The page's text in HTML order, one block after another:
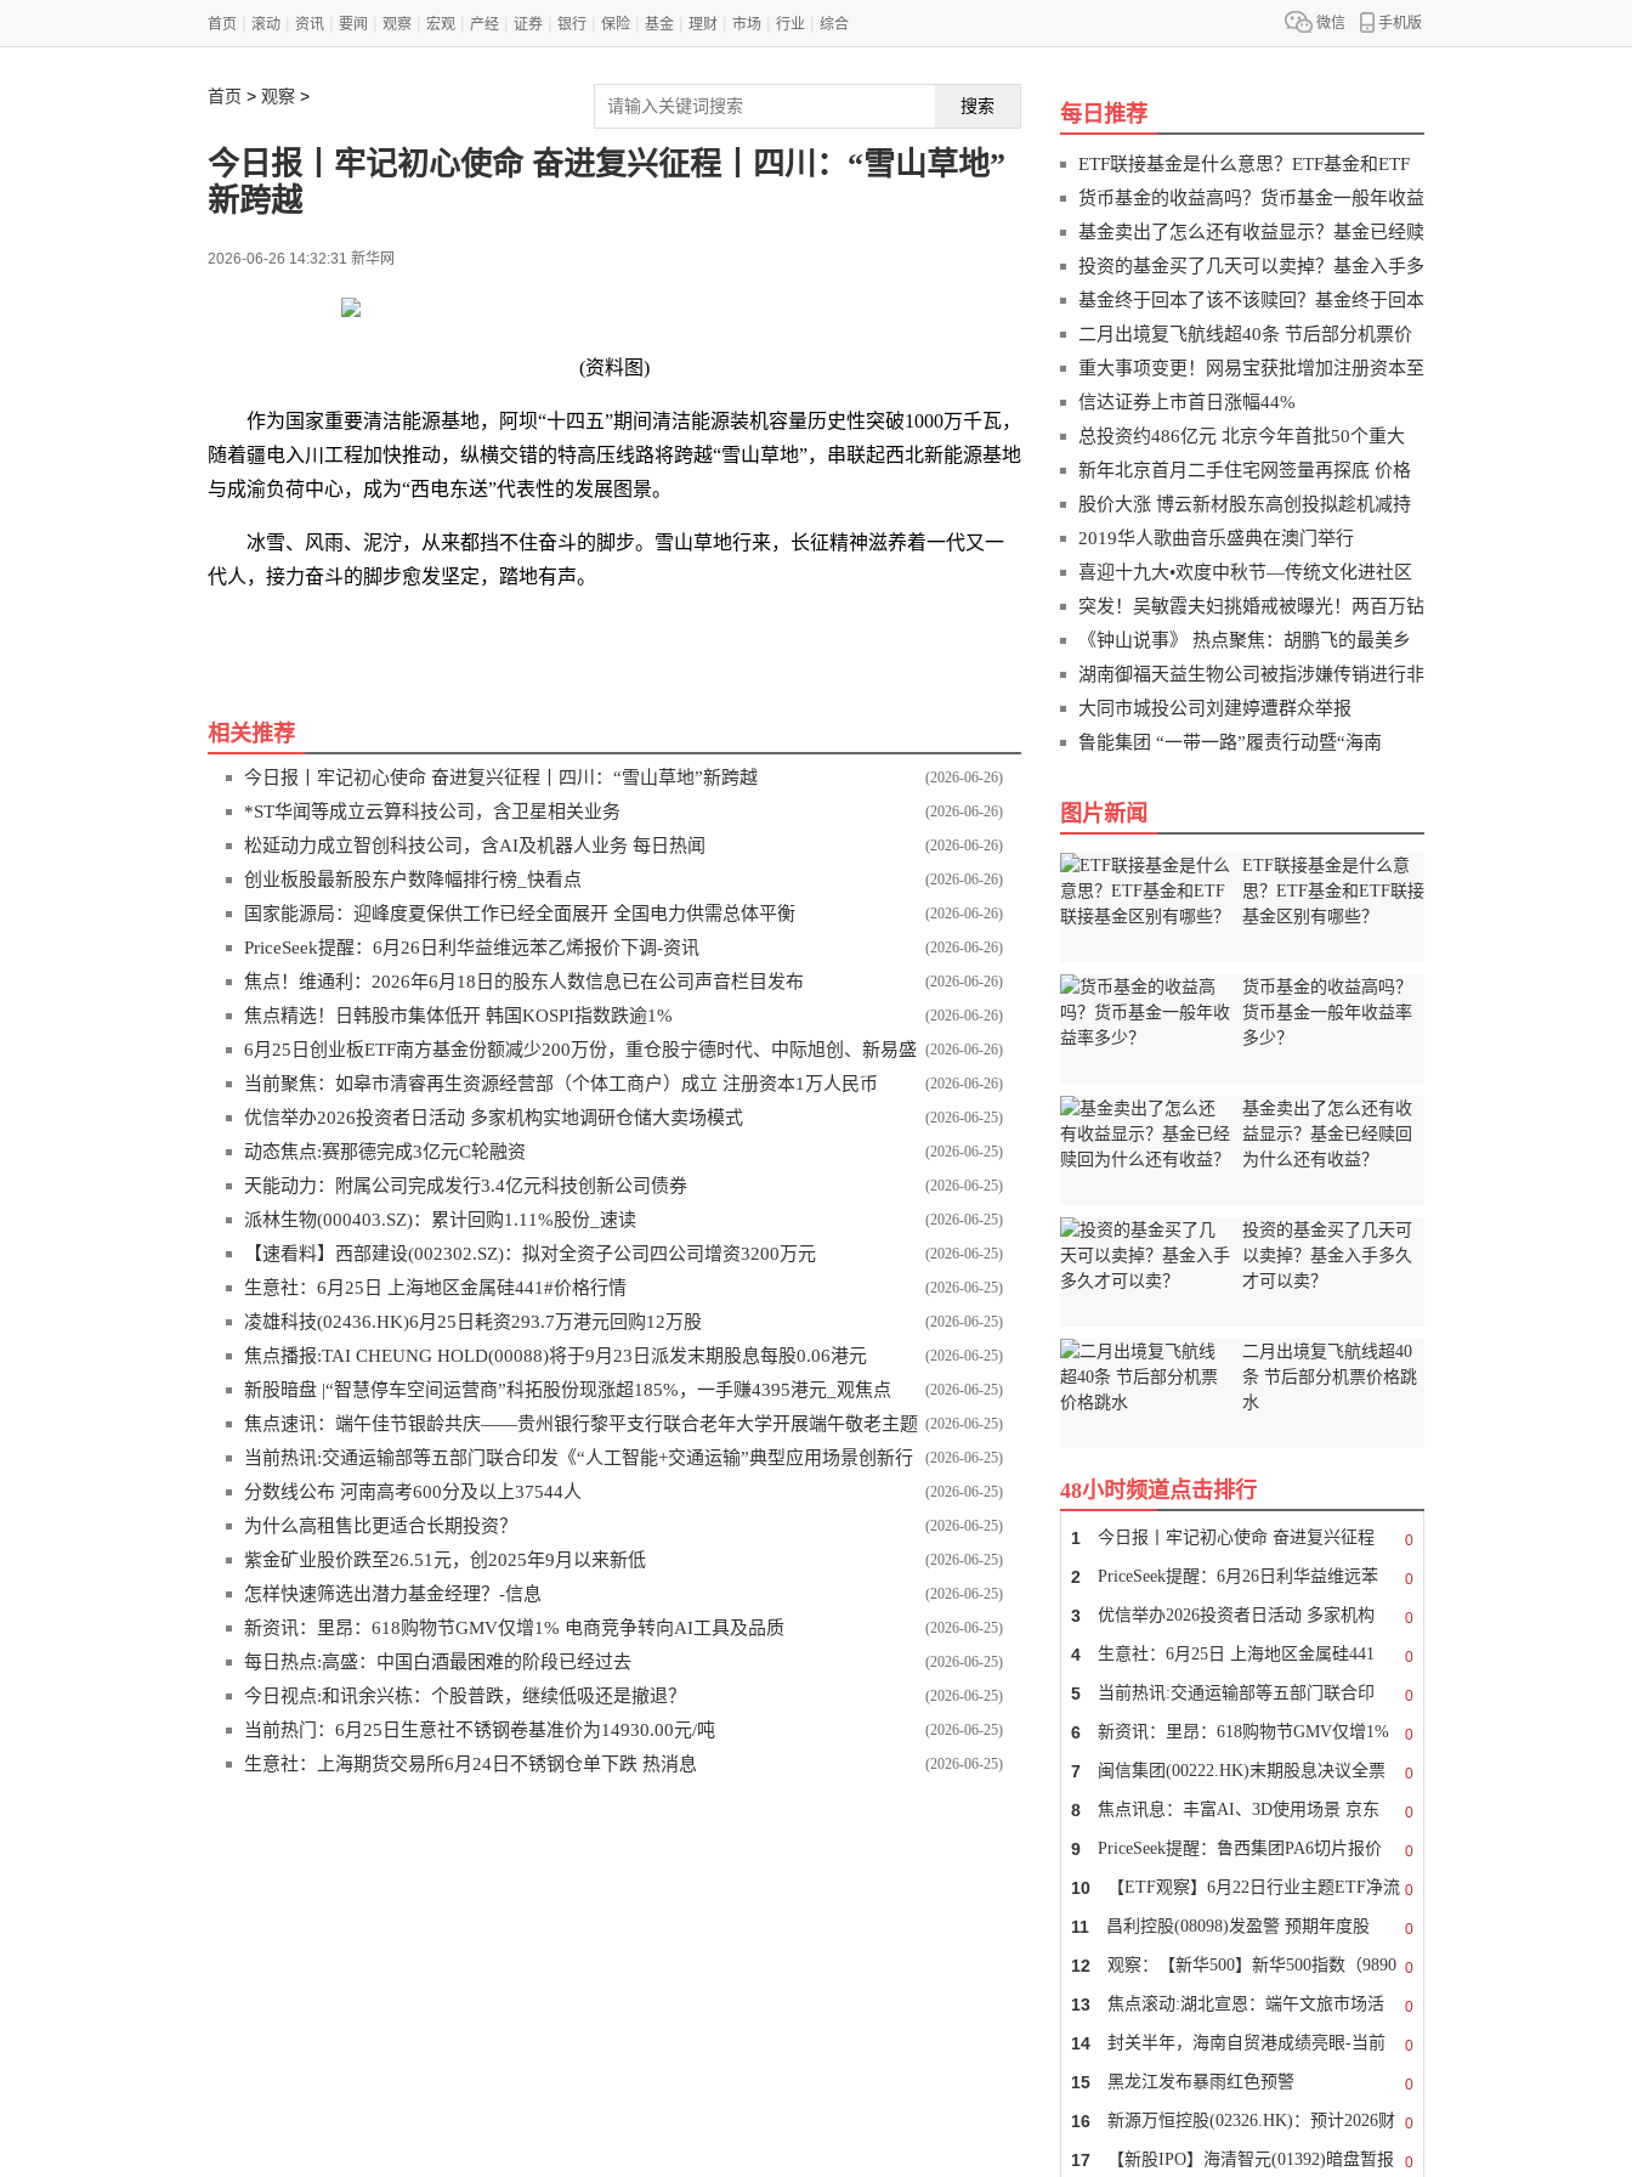
微信 手机版
首页 滚动 资讯 要闻 观察 宏观 产经 证券 银行 保险 基金 理财 市场 行业 综合
首页 > 观察 > 搜索
今日报丨牢记初心使命 奋进复兴征程丨四川：“雪山草地”
新跨越
2026-06-26 14:32:31 新华网
(资料图)
作为国家重要清洁能源基地，阿坝“十四五”期间清洁能源装机容量历史性突破1000万千瓦，
随着疆电入川工程加快推动，纵横交错的特高压线路将跨越“雪山草地”，串联起西北新能源基地
与成渝负荷中心，成为“西电东送”代表性的发展图景。
冰雪、风雨、泥泞，从来都挡不住奋斗的脚步。雪山草地行来，长征精神滋养着一代又一
代人，接力奋斗的脚步愈发坚定，踏地有声。
相关推荐
(2026-06-26)
今日报丨牢记初心使命 奋进复兴征程丨四川：“雪山草地”新跨越
(2026-06-26)
*ST华闻等成立云算科技公司，含卫星相关业务
(2026-06-26)
松延动力成立智创科技公司，含AI及机器人业务 每日热闻
(2026-06-26)
创业板股最新股东户数降幅排行榜_快看点
(2026-06-26)
国家能源局：迎峰度夏保供工作已经全面展开 全国电力供需总体平衡
(2026-06-26)
PriceSeek提醒：6月26日利华益维远苯乙烯报价下调-资讯
(2026-06-26)
焦点！维通利：2026年6月18日的股东人数信息已在公司声音栏目发布
(2026-06-26)
焦点精选！日韩股市集体低开 韩国KOSPI指数跌逾1%
(2026-06-26)
6月25日创业板ETF南方基金份额减少200万份，重仓股宁德时代、中际旭创、新易盛
(2026-06-26)
当前聚焦：如皋市清睿再生资源经营部（个体工商户）成立 注册资本1万人民币
(2026-06-25)
优信举办2026投资者日活动 多家机构实地调研仓储大卖场模式
(2026-06-25)
动态焦点:赛那德完成3亿元C轮融资
(2026-06-25)
天能动力：附属公司完成发行3.4亿元科技创新公司债券
(2026-06-25)
派林生物(000403.SZ)：累计回购1.11%股份_速读
(2026-06-25)
【速看料】西部建设(002302.SZ)：拟对全资子公司四公司增资3200万元
(2026-06-25)
生意社：6月25日 上海地区金属硅441#价格行情
(2026-06-25)
凌雄科技(02436.HK)6月25日耗资293.7万港元回购12万股
(2026-06-25)
焦点播报:TAI CHEUNG HOLD(00088)将于9月23日派发末期股息每股0.06港元
(2026-06-25)
新股暗盘 |“智慧停车空间运营商”科拓股份现涨超185%，一手赚4395港元_观焦点
(2026-06-25)
焦点速讯：端午佳节银龄共庆——贵州银行黎平支行联合老年大学开展端午敬老主题
活动
(2026-06-25)
当前热讯:交通运输部等五部门联合印发《“人工智能+交通运输”典型应用场景创新行
动方案》
(2026-06-25)
分数线公布 河南高考600分及以上37544人
(2026-06-25)
为什么高租售比更适合长期投资？
(2026-06-25)
紫金矿业股价跌至26.51元，创2025年9月以来新低
(2026-06-25)
怎样快速筛选出潜力基金经理？-信息
(2026-06-25)
新资讯：里昂：618购物节GMV仅增1% 电商竞争转向AI工具及品质
(2026-06-25)
每日热点:高盛：中国白酒最困难的阶段已经过去
(2026-06-25)
今日视点:和讯余兴栋：个股普跌，继续低吸还是撤退？
(2026-06-25)
当前热门：6月25日生意社不锈钢卷基准价为14930.00元/吨
(2026-06-25)
生意社：上海期货交易所6月24日不锈钢仓单下跌 热消息
每日推荐
ETF联接基金是什么意思？ETF基金和ETF
联
货币基金的收益高吗？货币基金一般年收益
基金卖出了怎么还有收益显示？基金已经赎
投资的基金买了几天可以卖掉？基金入手多
基金终于回本了该不该赎回？基金终于回本
二月出境复飞航线超40条 节后部分机票价
重大事项变更！网易宝获批增加注册资本至
信达证券上市首日涨幅44%
总投资约486亿元 北京今年首批50个重大
新年北京首月二手住宅网签量再探底 价格
股价大涨 博云新材股东高创投拟趁机减持
2019华人歌曲音乐盛典在澳门举行
喜迎十九大•欢度中秋节—传统文化进社区
突发！吴敏霞夫妇挑婚戒被曝光！两百万钻
《钟山说事》 热点聚焦：胡鹏飞的最美乡
湖南御福天益生物公司被指涉嫌传销进行非
大同市城投公司刘建婷遭群众举报
鲁能集团 “一带一路”履责行动暨“海南
图片新闻
ETF联接基金是什么意
思？ETF基金和ETF联接
基金区别有哪些？
货币基金的收益高吗？
货币基金一般年收益率
多少？
基金卖出了怎么还有收
益显示？基金已经赎回
为什么还有收益？
投资的基金买了几天可
以卖掉？基金入手多久
才可以卖？
二月出境复飞航线超40
条 节后部分机票价格跳
水
48小时频道点击排行
0
1 今日报丨牢记初心使命 奋进复兴征程
0
2 PriceSeek提醒：6月26日利华益维远苯
0
3 优信举办2026投资者日活动 多家机构
0
4 生意社：6月25日 上海地区金属硅441
0
5 当前热讯:交通运输部等五部门联合印
0
6 新资讯：里昂：618购物节GMV仅增1%
0
7 闽信集团(00222.HK)末期股息决议全票
0
8 焦点讯息：丰富AI、3D使用场景 京东
0
9 PriceSeek提醒：鲁西集团PA6切片报价
0
10 【ETF观察】6月22日行业主题ETF净流
0
11 昌利控股(08098)发盈警 预期年度股
0
12 观察：【新华500】新华500指数（9890
0
13 焦点滚动:湖北宣恩：端午文旅市场活
0
14 封关半年，海南自贸港成绩亮眼-当前
0
15 黑龙江发布暴雨红色预警
0
16 新源万恒控股(02326.HK)：预计2026财
0
17 【新股IPO】海清智元(01392)暗盘暂报